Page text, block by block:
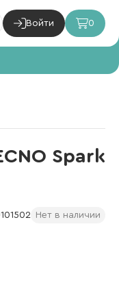
Войти 0
Spark
Нет в наличии